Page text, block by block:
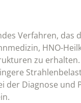
Verfahren, das
HNO-
zu
der Diagnose und